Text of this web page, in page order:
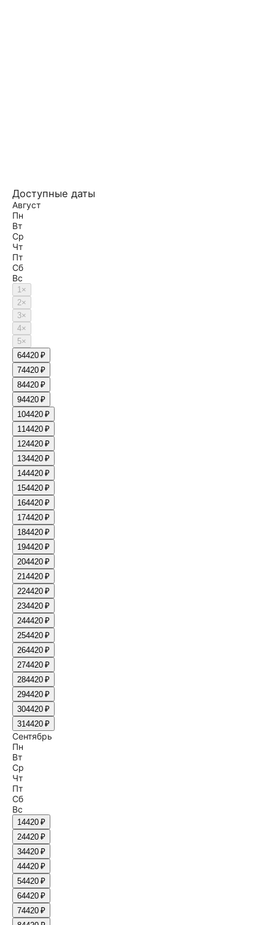
Доступные даты
Август
Пн
Вт
Ср
Чт
Пт
Сб
Вс
1×
2×
3×
4×
5×
64420 ₽
74420 ₽
84420 ₽
94420 ₽
104420 ₽
114420 ₽
124420 ₽
134420 ₽
144420 ₽
154420 ₽
164420 ₽
174420 ₽
184420 ₽
194420 ₽
204420 ₽
214420 ₽
224420 ₽
234420 ₽
244420 ₽
254420 ₽
264420 ₽
274420 ₽
284420 ₽
294420 ₽
304420 ₽
314420 ₽
Сентябрь
Пн
Вт
Ср
Чт
Пт
Сб
Вс
14420 ₽
24420 ₽
34420 ₽
44420 ₽
54420 ₽
64420 ₽
74420 ₽